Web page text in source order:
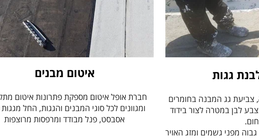
גגות
צביעת גג המבנה בחומרים
לבן במטרה לצור בידוד
מפני גשמים ומזג האויר​
איטום מבנים
חברת אופל איטום מספקת פתרונות איטום
ומגוונים לכל סוגי המבנים והגגות, החל מגגות
אסבסט, פנל מבודד ומרפסות מרוצפות